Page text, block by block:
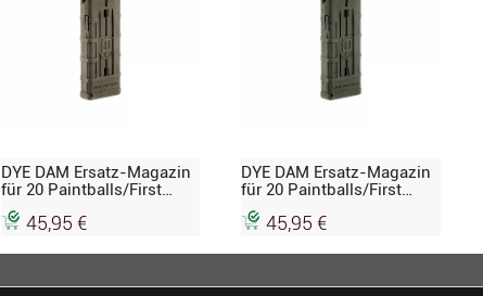
DYE DAM Ersatz-Magazin
für 20 Paintballs/First
Strike, 2er-Set, Dark Earth
45,95 €
DYE DAM Ersatz-Magazin
für 20 Paintballs/First
Strike, 2er-Set, Olive-Drap
45,95 €